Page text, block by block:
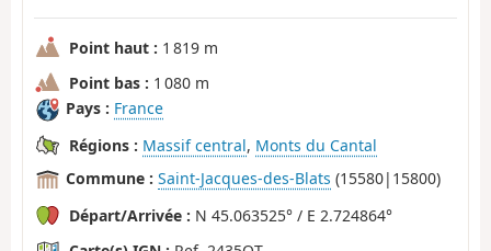
Point haut : 1 819 m
Point bas : 1 080 m
Pays : France
Régions : Massif central, Monts du Cantal
Commune : Saint-Jacques-des-Blats (15580|15800)
Départ/Arrivée : N 45.063525° / E 2.724864°